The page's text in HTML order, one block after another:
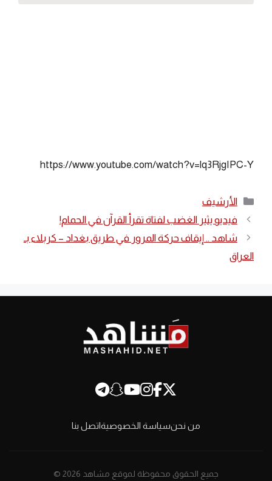
https://www.youtube.com/watch?v=lq3RjgIPC-Y
التصنيفات
الأرشيف
فيديو يثير الغضب لفتاة تقرأ القرآن في الحمام!
شاهد .. إيقاف حركة المرور في طريق بغداد – كربلاء بـ
العراق
من نحنسياسة الخصوصيةاتصل بنا
جميع الحقوق محفوظة لموقع مشاهد 2026 ©